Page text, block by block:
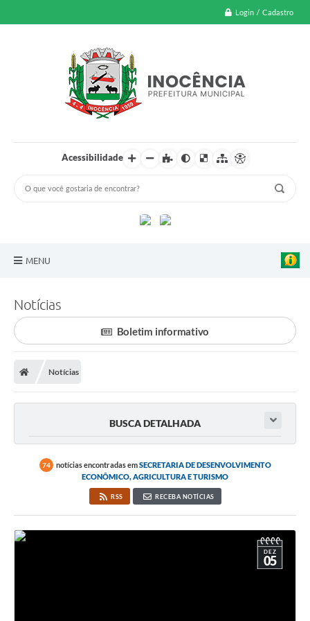
Login / Cadastro
Acessibilidade
MENU
Poder Executivo
Transparência Pública
Notícias
Legislação
Divida Ativa
Notícias
Boletim informativo
Notícias
BUSCA DETALHADA
74 notícias encontradas emSECRETARIA DE DESENVOLVIMENTO
ECONÔMICO, AGRICULTURA E TURISMO
RSS RECEBA NOTÍCIAS
DEZ
05